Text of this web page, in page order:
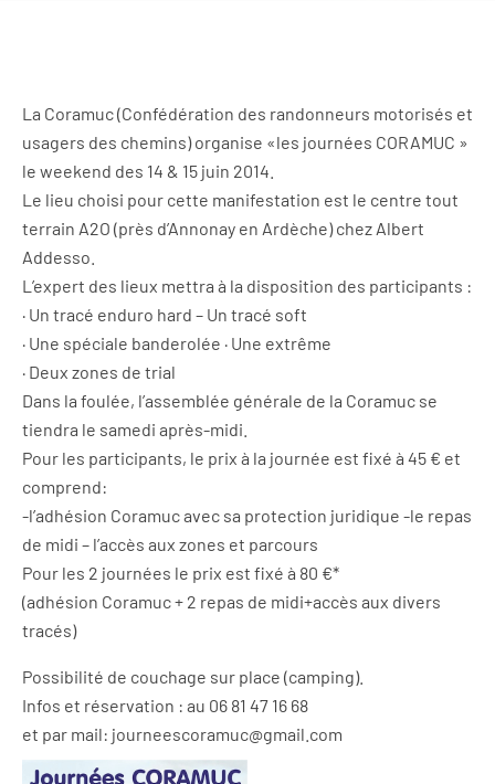
La Coramuc (Confédération des randonneurs motorisés et
usagers des chemins) organise «les journées CORAMUC »
le weekend des 14 & 15 juin 2014.
Le lieu choisi pour cette manifestation est le centre tout
terrain A2O (près d’Annonay en Ardèche) chez Albert
Addesso.
L’expert des lieux mettra à la disposition des participants :
· Un tracé enduro hard – Un tracé soft
· Une spéciale banderolée · Une extrême
· Deux zones de trial
Dans la foulée, l’assemblée générale de la Coramuc se
tiendra le samedi après-midi.
Pour les participants, le prix à la journée est fixé à 45 € et
comprend:
-l’adhésion Coramuc avec sa protection juridique -le repas
de midi – l’accès aux zones et parcours
Pour les 2 journées le prix est fixé à 80 €*
(adhésion Coramuc + 2 repas de midi+accès aux divers
tracés)
Possibilité de couchage sur place (camping).
Infos et réservation : au 06 81 47 16 68
et par mail: journeescoramuc@gmail.com